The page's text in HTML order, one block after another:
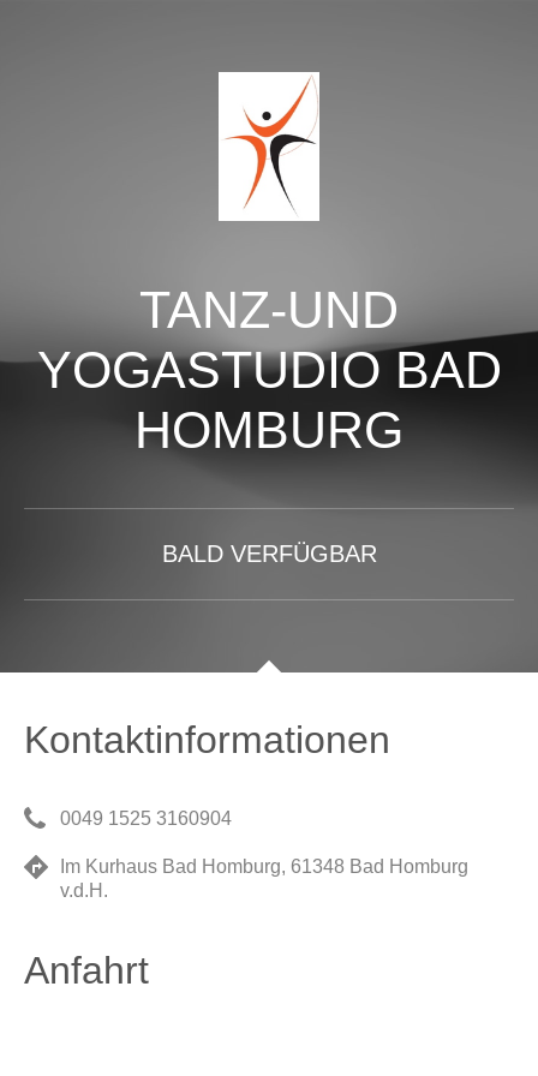
TANZ-UND
YOGASTUDIO BAD
HOMBURG
BALD VERFÜGBAR
Kontaktinformationen
0049 1525 3160904
Im Kurhaus Bad Homburg, 61348 Bad Homburg
v.d.H.
Anfahrt